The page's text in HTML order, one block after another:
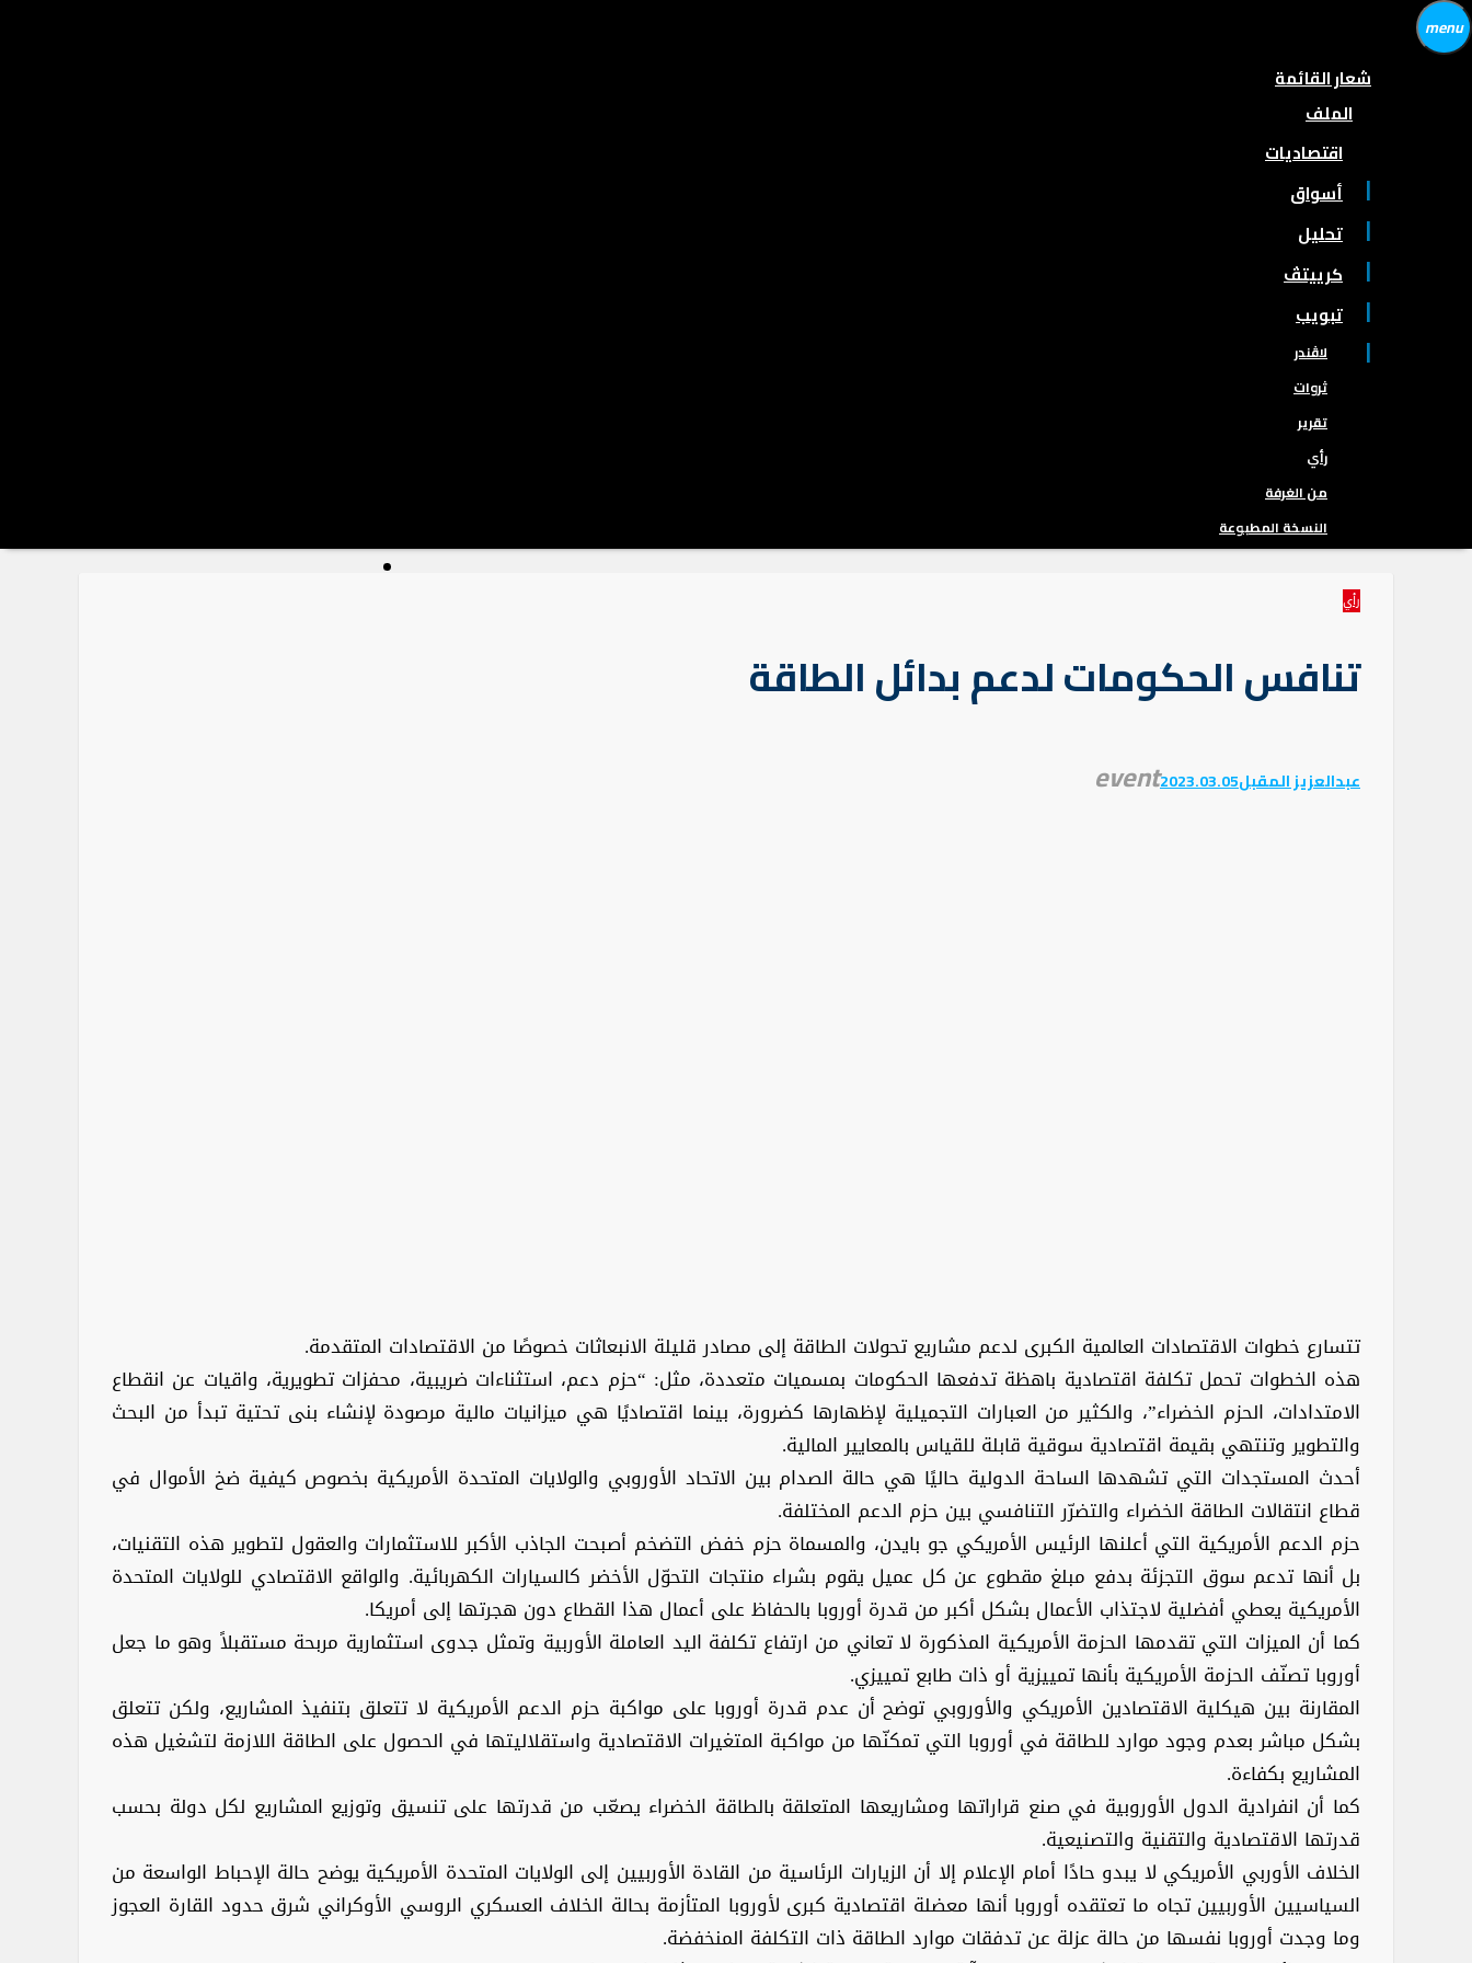
menu
شعار القائمة
الملف
اقتصاديات
أسواق
تحليل
كرييتڤ
تبويب
لاڤندر
ثروات
تقرير
رأي
من الغرفة
النسخة المطبوعة
رأي
تنافس الحكومات لدعم بدائل الطاقة
عبدالعزيز المقبل event2023.03.05
تتسارع خطوات الاقتصادات العالمية الكبرى لدعم مشاريع تحولات الطاقة إلى مصادر قليلة الانبعاثات خصوصًا من الاقتصادات المتقدمة.
هذه الخطوات تحمل تكلفة اقتصادية باهظة تدفعها الحكومات بمسميات متعددة، مثل: “حزم دعم، استثناءات ضريبية، محفزات تطويرية، واقيات عن انقطاع
الامتدادات، الحزم الخضراء”، والكثير من العبارات التجميلية لإظهارها كضرورة، بينما اقتصاديًا هي ميزانيات مالية مرصودة لإنشاء بنى تحتية تبدأ من البحث
والتطوير وتنتهي بقيمة اقتصادية سوقية قابلة للقياس بالمعايير المالية.
أحدث المستجدات التي تشهدها الساحة الدولية حاليًا هي حالة الصدام بين الاتحاد الأوروبي والولايات المتحدة الأمريكية بخصوص كيفية ضخ الأموال في
قطاع انتقالات الطاقة الخضراء والتضرّر التنافسي بين حزم الدعم المختلفة.
حزم الدعم الأمريكية التي أعلنها الرئيس الأمريكي جو بايدن، والمسماة حزم خفض التضخم أصبحت الجاذب الأكبر للاستثمارات والعقول لتطوير هذه التقنيات،
بل أنها تدعم سوق التجزئة بدفع مبلغ مقطوع عن كل عميل يقوم بشراء منتجات التحوّل الأخضر كالسيارات الكهربائية. والواقع الاقتصادي للولايات المتحدة
الأمريكية يعطي أفضلية لاجتذاب الأعمال بشكل أكبر من قدرة أوروبا بالحفاظ على أعمال هذا القطاع دون هجرتها إلى أمريكا.
كما أن الميزات التي تقدمها الحزمة الأمريكية المذكورة لا تعاني من ارتفاع تكلفة اليد العاملة الأوربية وتمثل جدوى استثمارية مربحة مستقبلاً وهو ما جعل
أوروبا تصنّف الحزمة الأمريكية بأنها تمييزية أو ذات طابع تمييزي.
المقارنة بين هيكلية الاقتصادين الأمريكي والأوروبي توضح أن عدم قدرة أوروبا على مواكبة حزم الدعم الأمريكية لا تتعلق بتنفيذ المشاريع، ولكن تتعلق
بشكل مباشر بعدم وجود موارد للطاقة في أوروبا التي تمكنّها من مواكبة المتغيرات الاقتصادية واستقلاليتها في الحصول على الطاقة اللازمة لتشغيل هذه
المشاريع بكفاءة.
كما أن انفرادية الدول الأوروبية في صنع قراراتها ومشاريعها المتعلقة بالطاقة الخضراء يصعّب من قدرتها على تنسيق وتوزيع المشاريع لكل دولة بحسب
قدرتها الاقتصادية والتقنية والتصنيعية.
الخلاف الأوربي الأمريكي لا يبدو حادًا أمام الإعلام إلا أن الزيارات الرئاسية من القادة الأوربيين إلى الولايات المتحدة الأمريكية يوضح حالة الإحباط الواسعة من
السياسيين الأوربيين تجاه ما تعتقده أوروبا أنها معضلة اقتصادية كبرى لأوروبا المتأزمة بحالة الخلاف العسكري الروسي الأوكراني شرق حدود القارة العجوز
وما وجدت أوروبا نفسها من حالة عزلة عن تدفقات موارد الطاقة ذات التكلفة المنخفضة.